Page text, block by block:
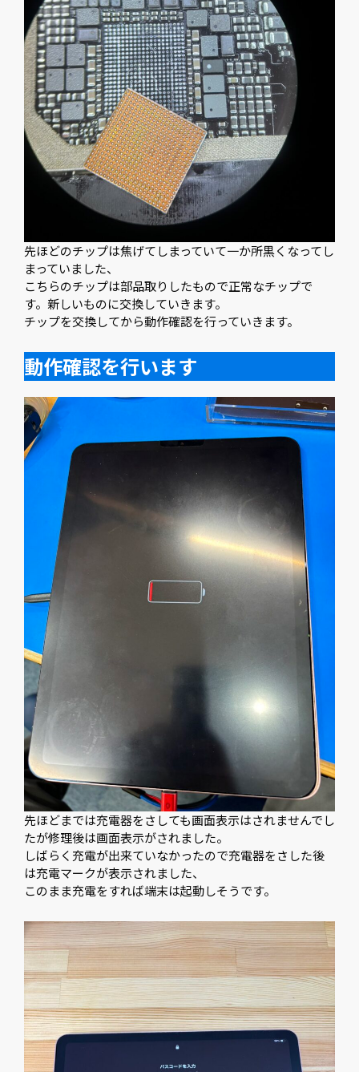
先ほどのチップは焦げてしまっていて一か所黒くなってし
まっていました、
こちらのチップは部品取りしたもので正常なチップで
す。新しいものに交換していきます。
チップを交換してから動作確認を行っていきます。
動作確認を行います
先ほどまでは充電器をさしても画面表示はされませんでし
たが修理後は画面表示がされました。
しばらく充電が出来ていなかったので充電器をさした後
は充電マークが表示されました、
このまま充電をすれば端末は起動しそうです。